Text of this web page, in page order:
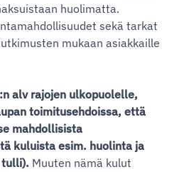
huolimatta.
sekä tarkat
mukaan asiakkaille
alv rajojen ulkopuolelle,
toimitusehdoissa, että
mahdollisista
kuluista esim. huolinta ja
tulli). Muuten nämä kulut